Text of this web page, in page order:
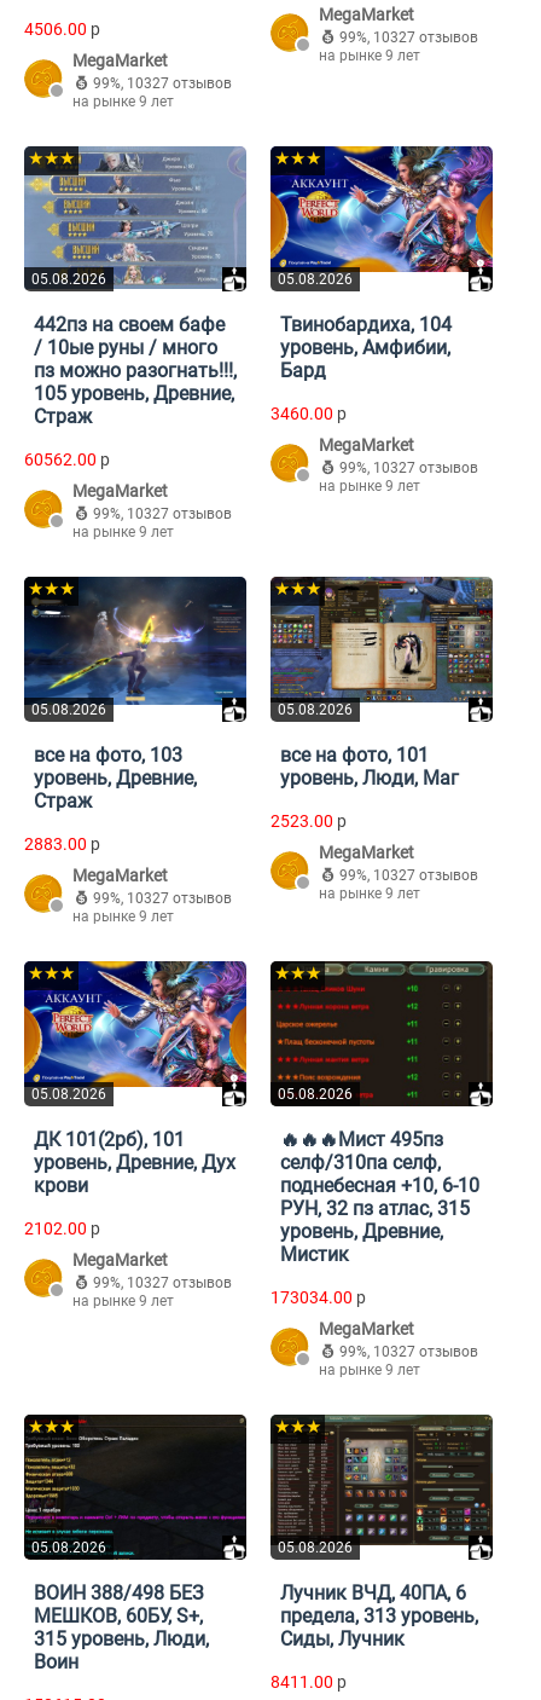
4506.00 p
MegaMarket
99%, 10327 отзывов
на рынке 9 лет
MegaMarket
99%, 10327 отзывов
на рынке 9 лет
05.08.2026
★★★
442пз на своем бафе
/ 10ые руны / много
пз можно разогнать!!!,
105 уровень, Древние,
Страж
60562.00 p
MegaMarket
99%, 10327 отзывов
на рынке 9 лет
05.08.2026
★★★
Твинобардиха, 104
уровень, Амфибии,
Бард
3460.00 p
MegaMarket
99%, 10327 отзывов
на рынке 9 лет
05.08.2026
★★★
все на фото, 103
уровень, Древние,
Страж
2883.00 p
MegaMarket
99%, 10327 отзывов
на рынке 9 лет
05.08.2026
★★★
все на фото, 101
уровень, Люди, Маг
2523.00 p
MegaMarket
99%, 10327 отзывов
на рынке 9 лет
05.08.2026
★★★
ДК 101(2рб), 101
уровень, Древние, Дух
крови
2102.00 p
MegaMarket
99%, 10327 отзывов
на рынке 9 лет
05.08.2026
★★★
🔥🔥🔥Мист 495пз
селф/310па селф,
поднебесная +10, 6-10
РУН, 32 пз атлас, 315
уровень, Древние,
Мистик
173034.00 p
MegaMarket
99%, 10327 отзывов
на рынке 9 лет
05.08.2026
★★★
ВОИН 388/498 БЕЗ
МЕШКОВ, 60БУ, S+,
315 уровень, Люди,
Воин
05.08.2026
★★★
Лучник ВЧД, 40ПА, 6
предела, 313 уровень,
Сиды, Лучник
8411.00 p